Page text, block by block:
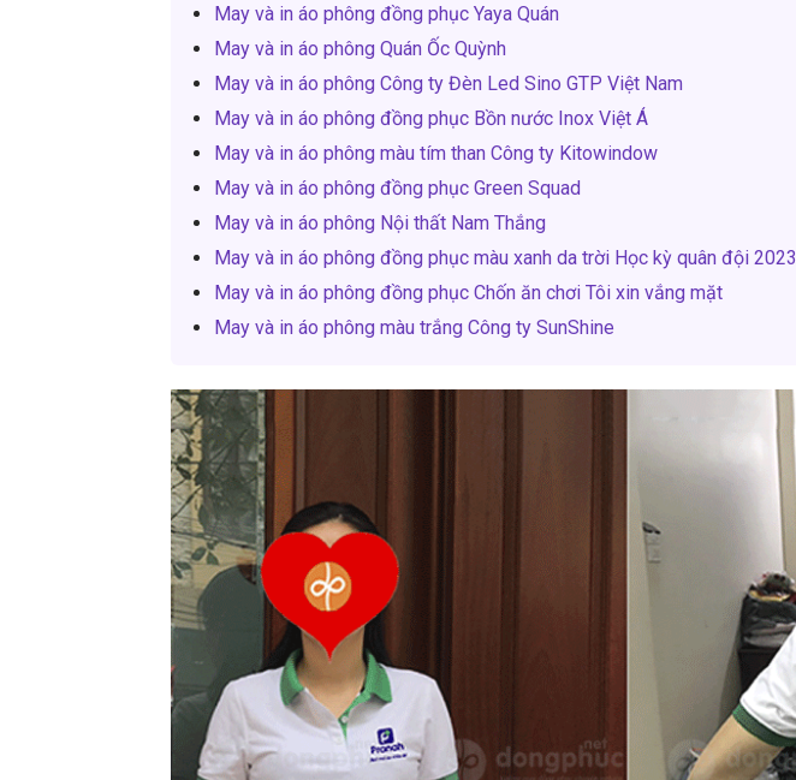
May và in áo phông đồng phục Yaya Quán
May và in áo phông Quán Ốc Quỳnh
May và in áo phông Công ty Đèn Led Sino GTP Việt Nam
May và in áo phông đồng phục Bồn nước Inox Việt Á
May và in áo phông màu tím than Công ty Kitowindow
May và in áo phông đồng phục Green Squad
May và in áo phông Nội thất Nam Thắng
May và in áo phông đồng phục màu xanh da trời Học kỳ quân đội 2023
May và in áo phông đồng phục Chốn ăn chơi Tôi xin vắng mặt
May và in áo phông màu trắng Công ty SunShine